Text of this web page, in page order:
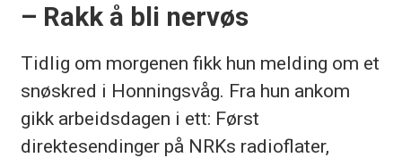
– Rakk å bli nervøs
Tidlig om morgenen fikk hun melding om et
snøskred i Honningsvåg. Fra hun ankom
gikk arbeidsdagen i ett: Først
direktesendinger på NRKs radioflater,